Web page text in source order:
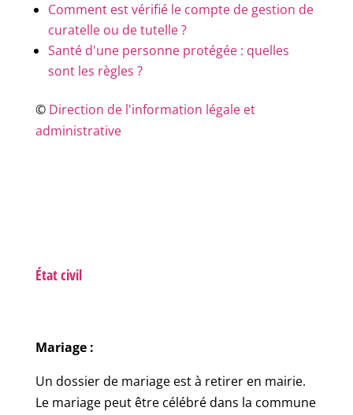
Comment est vérifié le compte de gestion de
curatelle ou de tutelle ?
Santé d'une personne protégée : quelles
sont les règles ?
© Direction de l'information légale et
administrative
État civil
Mariage :
Un dossier de mariage est à retirer en mairie.
Le mariage peut être célébré dans la commune